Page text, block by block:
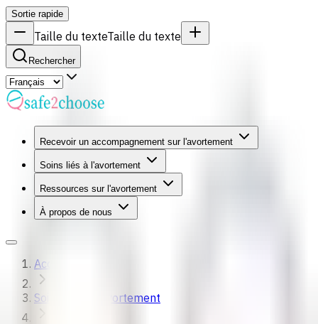
Sortie rapide
Taille du texteTaille du texte
Rechercher
Recevoir un accompagnement sur l'avortement
Soins liés à l'avortement
Ressources sur l'avortement
À propos de nous
Accueil
Soins liés à l'avortement